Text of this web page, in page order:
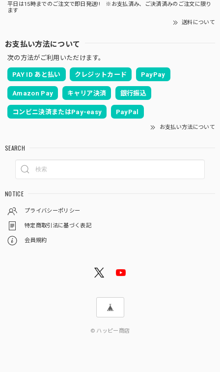
平日は15時までのご注文で即日発送!! ※お支払済み、ご決済済みのご注文に限り
ます
送料について
お支払い方法について
次の方法がご利用いただけます。
PAY ID あと払い クレジットカード PayPay
Amazon Pay キャリア決済 銀行振込
コンビニ決済またはPay-easy PayPal
お支払い方法について
SEARCH
NOTICE
プライバシーポリシー
特定商取引法に基づく表記
会員規約
© ハッピー商店